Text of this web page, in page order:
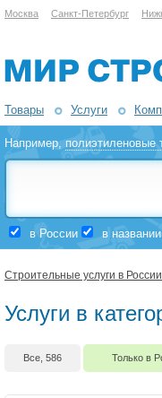
Москва Санкт-Петербург
Товары Услуги
Например,полиэтиленовые
в России в названии
Строительные услуги в России
Услуги в
Все, 586 Только в